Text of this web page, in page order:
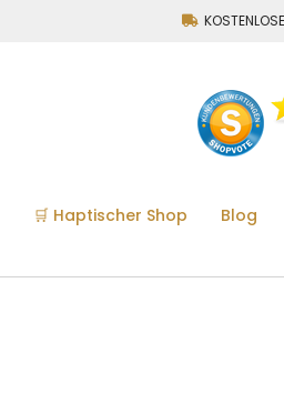
🛒 Haptischer Shop Blog